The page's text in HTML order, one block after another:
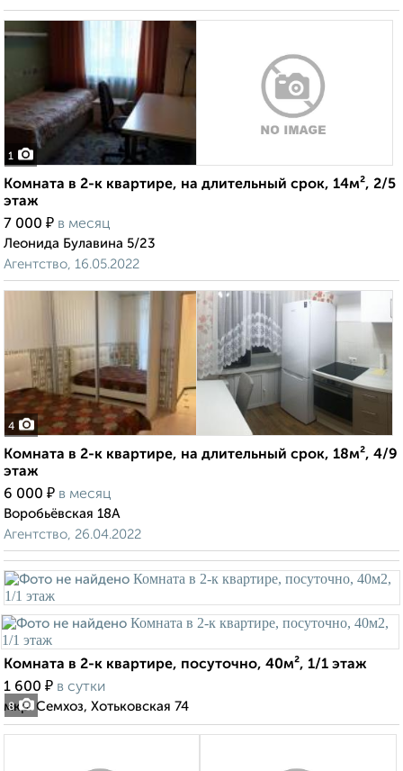
1
Комната в 2-к квартире, на длительный срок, 14м², 2/5
этаж
7 000 ₽ в месяц
Леонида Булавина 5/23
Агентство, 16.05.2022
4
Комната в 2-к квартире, на длительный срок, 18м², 4/9
этаж
6 000 ₽ в месяц
Воробьёвская 18А
Агентство, 26.04.2022
8
Комната в 2-к квартире, посуточно, 40м², 1/1 этаж
1 600 ₽ в сутки
мкр. Семхоз, Хотьковская 74